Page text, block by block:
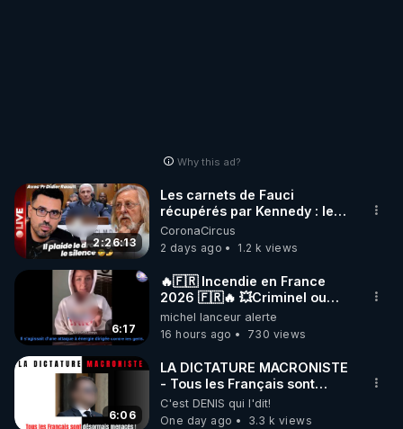
Why this ad?
2:26:13
Les carnets de Fauci
récupérés par Kennedy : le
scandale que plus personne
ne peut cacher
CoronaCircus
2 days ago
1.2 k views
6:17
🔥🇫🇷 Incendie en France
2026 🇫🇷🔥 💥Criminel ou
coincidence naturelle?💥
@NostraDamoucho
michel lanceur alerte
16 hours ago
730 views
6:06
LA DICTATURE MACRONISTE
- Tous les Français sont
désormais menacés !
C'est DENIS qui l'dit!
One day ago
3.3 k views